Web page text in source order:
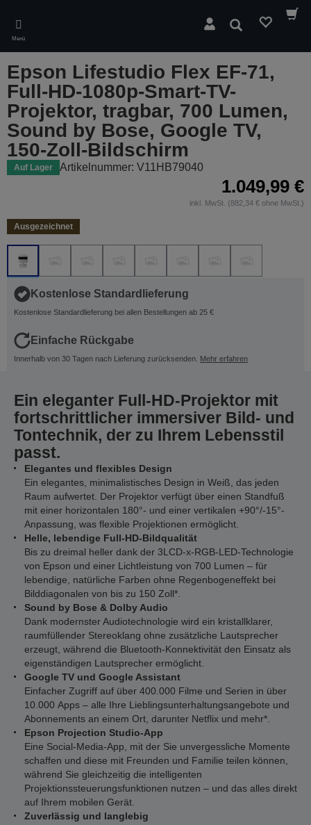
main
content
Menü
Suchen
Epson Lifestudio Flex EF-71,
Full-HD-1080p-Smart-TV-
Projektor, tragbar, 700 Lumen,
Sound by Bose, Google TV,
150-Zoll-Bildschirm
Auf Lager Artikelnummer: V11HB79040
1.049,99 €
inkl. MwSt. (882,34 € ohne MwSt.)
Ausgezeichnet
Kostenlose Standardlieferung
Kostenlose Standardlieferung bei allen Bestellungen ab 25 €
Einfache Rückgabe
Innerhalb von 30 Tagen nach Lieferung zurücksenden. Mehr erfahren
Ein eleganter Full-HD-Projektor mit
fortschrittlicher immersiver Bild- und
Tontechnik, der zu Ihrem Lebensstil
passt.
Elegantes und flexibles Design
Ein elegantes, minimalistisches Design in Weiß, das jeden
Raum aufwertet. Der Projektor verfügt über einen Standfuß
mit einer horizontalen 180°- und einer vertikalen +90°/-15°-
Anpassung, was flexible Projektionen ermöglicht.
Helle, lebendige Full-HD-Bildqualität
Bis zu dreimal heller dank der 3LCD-x-RGB-LED-Technologie
von Epson und einer Lichtleistung von 700 Lumen – für
lebendige, natürliche Farben ohne Regenbogeneffekt bei
Bilddiagonalen von bis zu 150 Zoll*.
Sound by Bose & Dolby Audio
Dank modernster Audiotechnologie wird ein kristallklarer,
raumfüllender Stereoklang ohne zusätzliche Lautsprecher
erzeugt, während die Bluetooth-Konnektivität den Einsatz als
eigenständigen Lautsprecher ermöglicht.
Google TV und Google Assistant
Einfacher Zugriff auf über 400.000 Filme und Serien in über
10.000 Apps – alle Ihre Lieblingsunterhaltungsangebote und
Abonnements an einem Ort, darunter Netflix und mehr*.
Epson Projection Studio-App
Eine Social-Media-App, mit der Sie unvergessliche Momente
schaffen und diese mit Freunden und Familie teilen können,
während Sie gleichzeitig die intelligenten
Projektionssteuerungsfunktionen nutzen – und das alles direkt
auf Ihrem mobilen Gerät.
Zuverlässig und langlebig